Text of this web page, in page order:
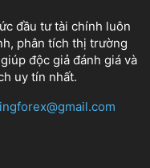
đầu tư tài chính luôn
phân tích thị trường
độc giả đánh giá và
uy tín nhất.